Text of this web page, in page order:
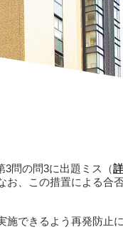
3問の問3に出題ミス（
お、この措置による合
できるよう再発防止